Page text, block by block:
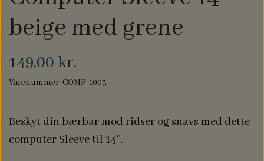
NAVN PÅ DÅBSKJOLE
BABYLØJER HOME
EDITION
BRILLE ETUIER
COMPUTER SLEEVES
beige med grene
149,00 kr.
Varenummer: COMP-1003
Beskyt din bærbar mod ridser og snavs med dette
computer Sleeve til 14''.